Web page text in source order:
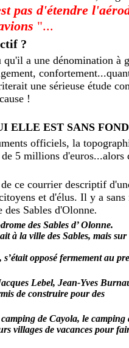
pas d'étendre
"...
?
a une dénomination à
une sérieuse étude
!
ELLE EST SANS
officiels, la
5 millions
ce courrier descriptif
et d'élus. Il y a sans
Sables d'Olonne.
des Sables d’ Olonne.
à la ville des Sables, mais sur
opposé fermement au
Lebel, Jean-Yves
de construire pour des
de Cayola, le camping
villages de vacances pour